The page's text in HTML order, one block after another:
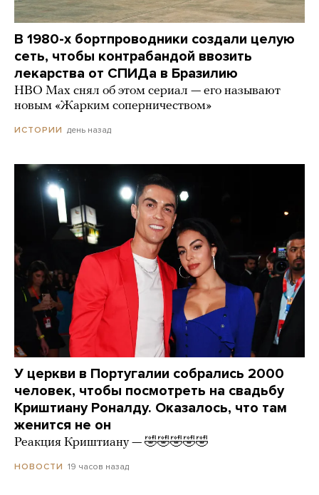
В 1980-х бортпроводники создали целую
сеть, чтобы контрабандой ввозить
лекарства от СПИДа в Бразилию
HBO Max снял об этом сериал — его называют
новым «Жарким соперничеством»
ИСТОРИИ день назад
У церкви в Португалии собрались 2000
человек, чтобы посмотреть на свадьбу
Криштиану Роналду. Оказалось, что там
женится не он
Реакция Криштиану — 🤣🤣🤣🤣🤣
НОВОСТИ 19 часов назад